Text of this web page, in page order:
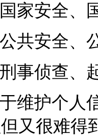
家安全、
共安全、
事侦查、
维护个人
又很难得